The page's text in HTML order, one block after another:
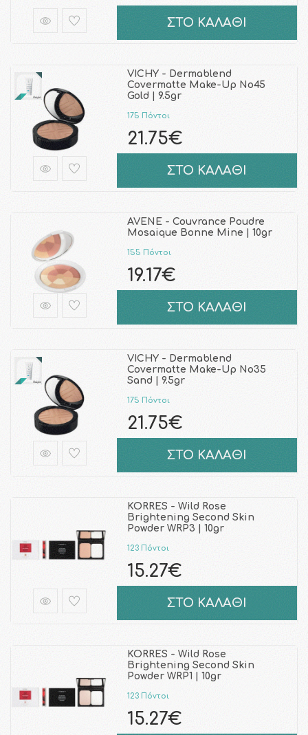
ΣΤΟ ΚΑΛΑΘΙ
VICHY - Dermablend
Covermatte Make-Up No45
Gold | 9.5gr
175 Πόντοι
21.75€
ΣΤΟ ΚΑΛΑΘΙ
AVENE - Couvrance Poudre
Mosaique Bonne Mine | 10gr
155 Πόντοι
19.17€
ΣΤΟ ΚΑΛΑΘΙ
VICHY - Dermablend
Covermatte Make-Up No35
Sand | 9.5gr
175 Πόντοι
21.75€
ΣΤΟ ΚΑΛΑΘΙ
KORRES - Wild Rose
Brightening Second Skin
Powder WRP3 | 10gr
123 Πόντοι
15.27€
ΣΤΟ ΚΑΛΑΘΙ
KORRES - Wild Rose
Brightening Second Skin
Powder WRP1 | 10gr
123 Πόντοι
15.27€